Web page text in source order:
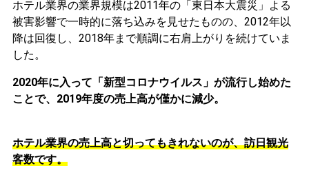
ホテル業界の業界規模は2011年の「東日本大震災」よる
被害影響で一時的に落ち込みを見せたものの、2012年以
降は回復し、2018年まで順調に右肩上がりを続けていま
した。
2020年に入って「新型コロナウイルス」が流行し始めた
ことで、2019年度の売上高が僅かに減少。
ホテル業界の売上高と切ってもきれないのが、訪日観光
客数です。